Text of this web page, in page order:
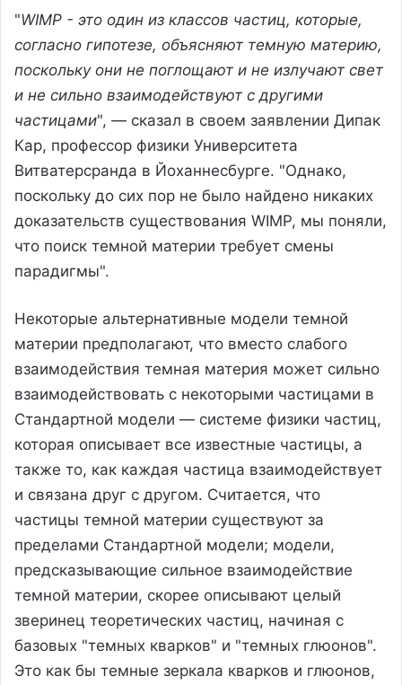
"WIMP - это один из классов частиц, которые,
согласно гипотезе, объясняют темную материю,
поскольку они не поглощают и не излучают свет
и не сильно взаимодействуют с другими
частицами", — сказал в своем заявлении Дипак
Кар, профессор физики Университета
Витватерсранда в Йоханнесбурге. "Однако,
поскольку до сих пор не было найдено никаких
доказательств существования WIMP, мы поняли,
что поиск темной материи требует смены
парадигмы".
Некоторые альтернативные модели темной
материи предполагают, что вместо слабого
взаимодействия темная материя может сильно
взаимодействовать с некоторыми частицами в
Стандартной модели — системе физики частиц,
которая описывает все известные частицы, а
также то, как каждая частица взаимодействует
и связана друг с другом. Считается, что
частицы темной материи существуют за
пределами Стандартной модели; модели,
предсказывающие сильное взаимодействие
темной материи, скорее описывают целый
зверинец теоретических частиц, начиная с
базовых "темных кварков" и "темных глюонов".
Это как бы темные зеркала кварков и глюонов,